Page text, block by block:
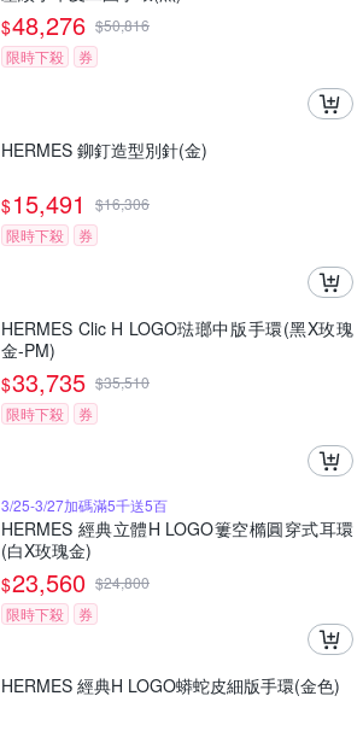
$48,276 $50,816
限時下殺
券
HERMES 鉚釘造型別針(金)
$15,491 $16,306
限時下殺
券
HERMES Clic H LOGO琺瑯中版手環(黑X玫瑰
金-PM)
$33,735 $35,510
限時下殺
券
3/25-3/27加碼滿5千送5百
HERMES 經典立體H LOGO簍空橢圓穿式耳環
(白X玫瑰金)
$23,560 $24,800
限時下殺
券
HERMES 經典H LOGO蟒蛇皮細版手環(金色)